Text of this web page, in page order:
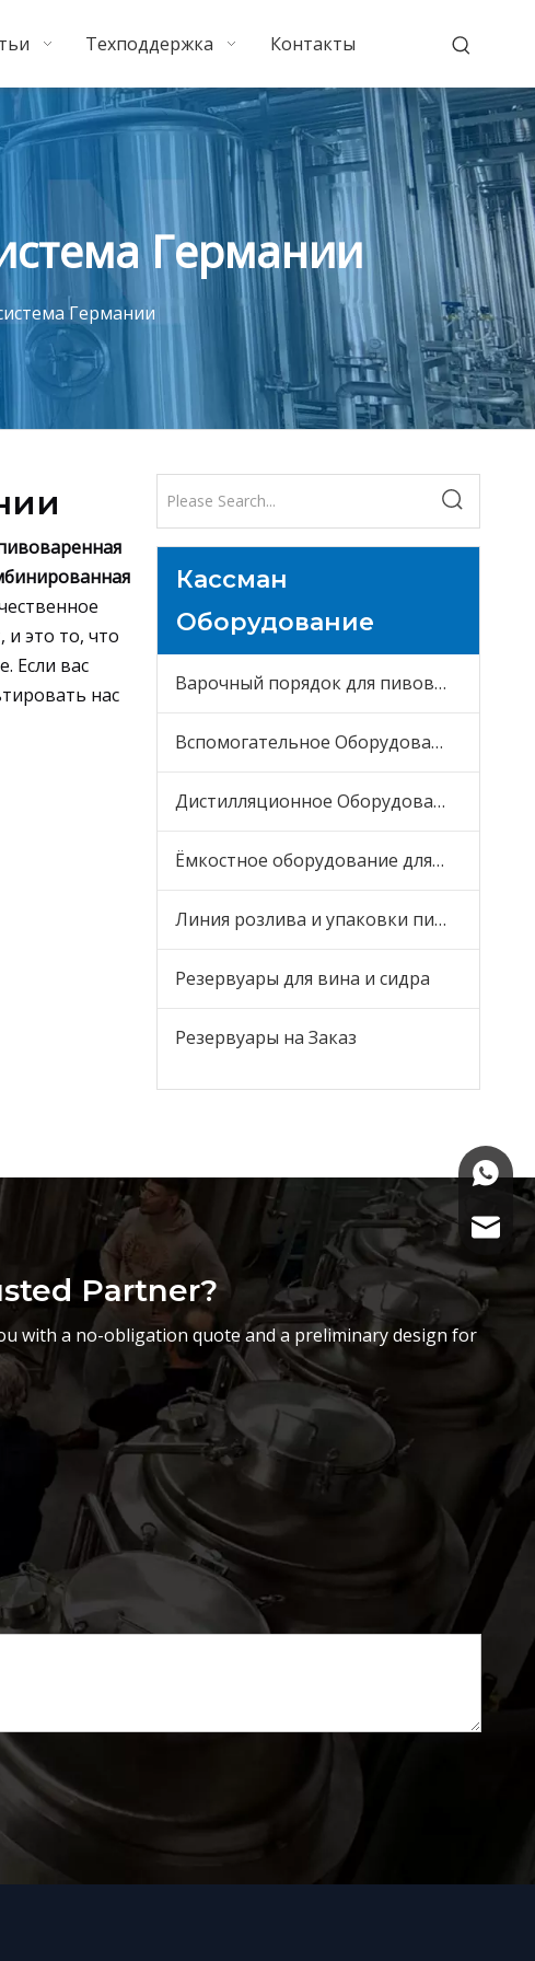
Техподдержка Контакты
Германии
Германии
и это то, что
Если вас
нас
Кассман
Оборудование
Варочный порядок для пивоварни
Вспомогательное Оборудование
Дистилляционное Оборудование
Ёмкостное оборудование для пива
Линия розлива и упаковки пива
Резервуары для вина и сидра
Резервуары на Заказ
Partner?
with a no-obligation quote and a preliminary design for
+86-